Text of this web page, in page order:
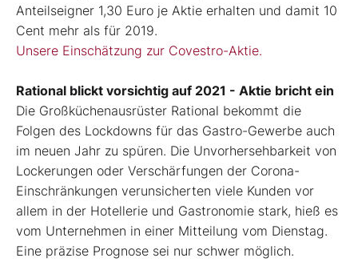
Anteilseigner 1,30 Euro je Aktie erhalten und damit 10
Cent mehr als für 2019.
Unsere Einschätzung zur Covestro-Aktie.
Rational blickt vorsichtig auf 2021 - Aktie bricht ein
Die Großküchenausrüster Rational bekommt die
Folgen des Lockdowns für das Gastro-Gewerbe auch
im neuen Jahr zu spüren. Die Unvorhersehbarkeit von
Lockerungen oder Verschärfungen der Corona-
Einschränkungen verunsicherten viele Kunden vor
allem in der Hotellerie und Gastronomie stark, hieß es
vom Unternehmen in einer Mitteilung vom Dienstag.
Eine präzise Prognose sei nur schwer möglich.